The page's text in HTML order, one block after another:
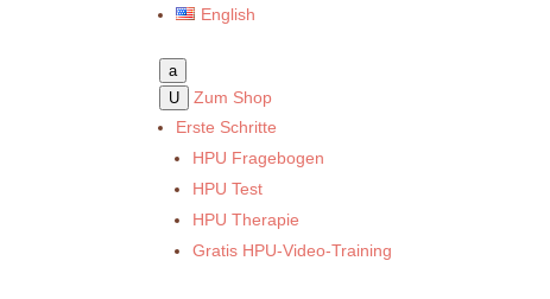
English
a
U
Zum Shop
Erste Schritte
HPU Fragebogen
HPU Test
HPU Therapie
Gratis HPU-Video-Training